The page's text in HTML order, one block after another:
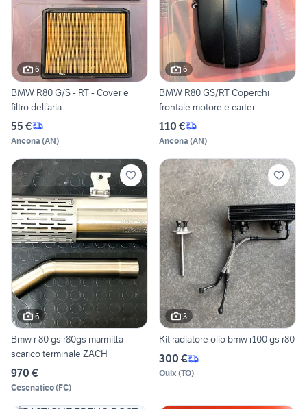
6
BMW R80 G/S - RT - Cover e
filtro dell’aria
55 €
Ancona (AN)
6
BMW R80 GS/RT Coperchi
frontale motore e carter
110 €
Ancona (AN)
6
Bmw r 80 gs r80gs marmitta
scarico terminale ZACH
970 €
Cesenatico(FC)
3
Kit radiatore olio bmw r100 gs r80
300 €
Oulx (TO)